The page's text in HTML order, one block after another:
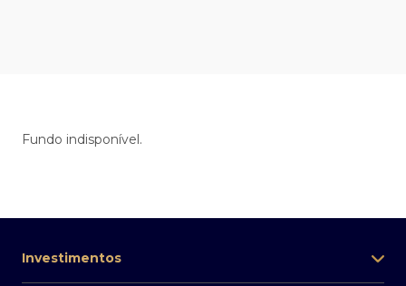
Fundo indisponível.
Investimentos